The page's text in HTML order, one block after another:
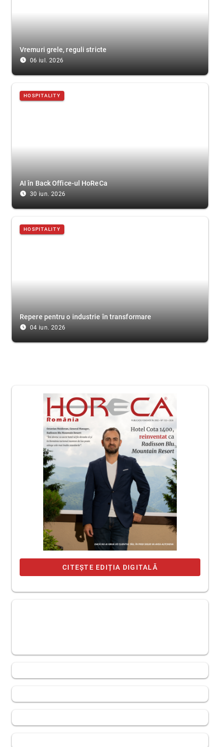
Vremuri grele, reguli stricte
access_time_filled 06 iul. 2026
HOSPITALITY
AI în Back Office-ul HoReCa
access_time_filled 30 iun. 2026
HOSPITALITY
Repere pentru o industrie în transformare
access_time_filled 04 iun. 2026
CITEȘTE EDIȚIA DIGITALĂ